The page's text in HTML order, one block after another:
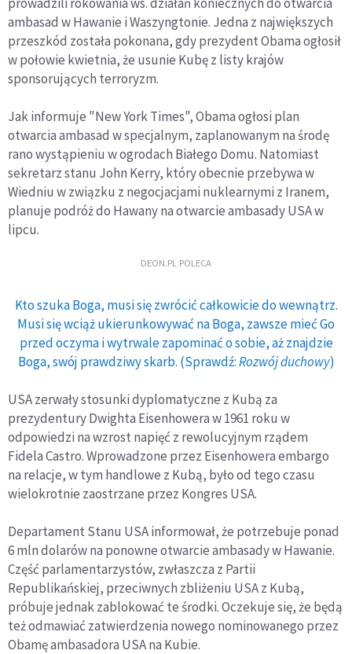
ambasad w Hawanie i Waszyngtonie. Jedna z największych
przeszkód została pokonana, gdy prezydent Obama ogłosił
w połowie kwietnia, że usunie Kubę z listy krajów
sponsorujących terroryzm.
Jak informuje "New York Times", Obama ogłosi plan
otwarcia ambasad w specjalnym, zaplanowanym na środę
rano wystąpieniu w ogrodach Białego Domu. Natomiast
sekretarz stanu John Kerry, który obecnie przebywa w
Wiedniu w związku z negocjacjami nuklearnymi z Iranem,
planuje podróż do Hawany na otwarcie ambasady USA w
lipcu.
DEON.PL POLECA
Kto szuka Boga, musi się zwrócić całkowicie do wewnątrz.
Musi się wciąż ukierunkowywać na Boga, zawsze mieć Go
przed oczyma i wytrwale zapominać o sobie, aż znajdzie
Boga, swój prawdziwy skarb. (Sprawdź:Rozwój duchowy)
USA zerwały stosunki dyplomatyczne z Kubą za
prezydentury Dwighta Eisenhowera w 1961 roku w
odpowiedzi na wzrost napięć z rewolucyjnym rządem
Fidela Castro. Wprowadzone przez Eisenhowera embargo
na relacje, w tym handlowe z Kubą, było od tego czasu
wielokrotnie zaostrzane przez Kongres USA.
Departament Stanu USA informował, że potrzebuje ponad
6 mln dolarów na ponowne otwarcie ambasady w Hawanie.
Część parlamentarzystów, zwłaszcza z Partii
Republikańskiej, przeciwnych zbliżeniu USA z Kubą,
próbuje jednak zablokować te środki. Oczekuje się, że będą
też odmawiać zatwierdzenia nowego nominowanego przez
Obamę ambasadora USA na Kubie.